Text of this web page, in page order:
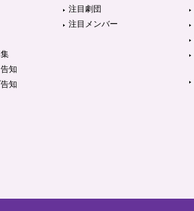
知
知
注目劇団
注目メンバー